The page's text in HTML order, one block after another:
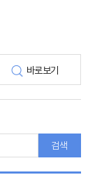
바로보기
검색